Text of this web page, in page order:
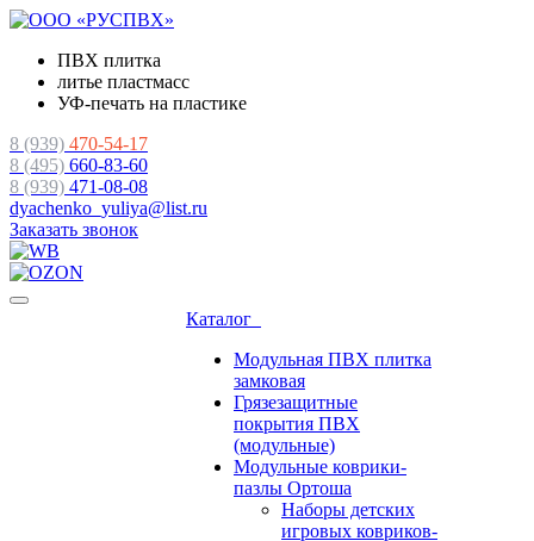
ПВХ плитка
литье пластмасс
УФ-печать на пластике
8 (939) 470-54-17
8 (495) 660-83-60
8 (939) 471-08-08
dyachenko_yuliya@list.ru
Заказать звонок
Каталог
Модульная ПВХ плитка
замковая
Грязезащитные
покрытия ПВХ
(модульные)
Модульные коврики-
пазлы Ортоша
Наборы детских
игровых ковриков-